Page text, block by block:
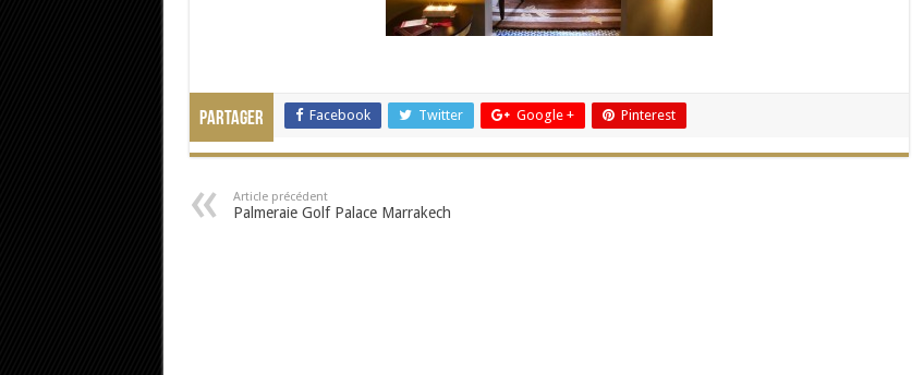
Partager Facebook Twitter Google + Pinterest
Article précédent
Palmeraie Golf Palace Marrakech